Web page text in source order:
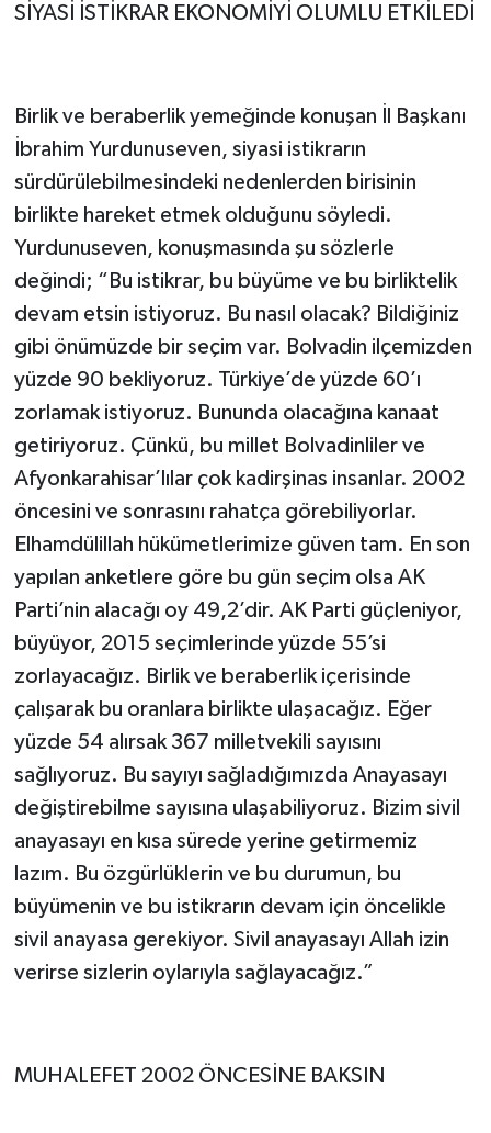
SİYASİ İSTİKRAR EKONOMİYİ OLUMLU ETKİLEDİ
Birlik ve beraberlik yemeğinde konuşan İl Başkanı
İbrahim Yurdunuseven, siyasi istikrarın
sürdürülebilmesindeki nedenlerden birisinin
birlikte hareket etmek olduğunu söyledi.
Yurdunuseven, konuşmasında şu sözlerle
değindi; “Bu istikrar, bu büyüme ve bu birliktelik
devam etsin istiyoruz. Bu nasıl olacak? Bildiğiniz
gibi önümüzde bir seçim var. Bolvadin ilçemizden
yüzde 90 bekliyoruz. Türkiye’de yüzde 60’ı
zorlamak istiyoruz. Bununda olacağına kanaat
getiriyoruz. Çünkü, bu millet Bolvadinliler ve
Afyonkarahisar’lılar çok kadirşinas insanlar. 2002
öncesini ve sonrasını rahatça görebiliyorlar.
Elhamdülillah hükümetlerimize güven tam. En son
yapılan anketlere göre bu gün seçim olsa AK
Parti’nin alacağı oy 49,2’dir. AK Parti güçleniyor,
büyüyor, 2015 seçimlerinde yüzde 55’si
zorlayacağız. Birlik ve beraberlik içerisinde
çalışarak bu oranlara birlikte ulaşacağız. Eğer
yüzde 54 alırsak 367 milletvekili sayısını
sağlıyoruz. Bu sayıyı sağladığımızda Anayasayı
değiştirebilme sayısına ulaşabiliyoruz. Bizim sivil
anayasayı en kısa sürede yerine getirmemiz
lazım. Bu özgürlüklerin ve bu durumun, bu
büyümenin ve bu istikrarın devam için öncelikle
sivil anayasa gerekiyor. Sivil anayasayı Allah izin
verirse sizlerin oylarıyla sağlayacağız.”
MUHALEFET 2002 ÖNCESİNE BAKSIN